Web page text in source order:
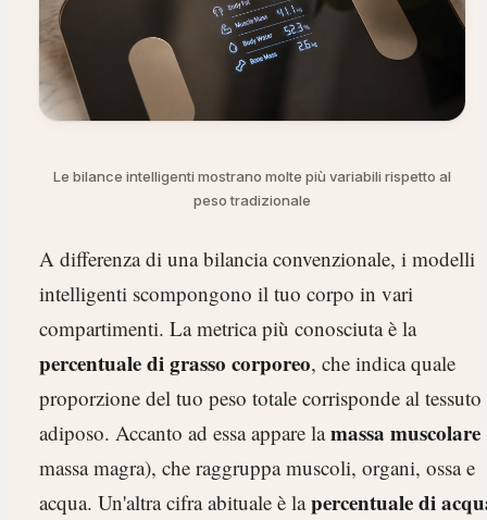
Le bilance intelligenti mostrano molte più variabili rispetto al
peso tradizionale
A differenza di una bilancia convenzionale, i modelli
intelligenti scompongono il tuo corpo in vari
compartimenti. La metrica più conosciuta è la
percentuale di grasso corporeo, che indica quale
proporzione del tuo peso totale corrisponde al tessuto
adiposo. Accanto ad essa appare lamassa muscolare
massa magra), che raggruppa muscoli, organi, ossa e
acqua. Un'altra cifra abituale è lapercentuale di